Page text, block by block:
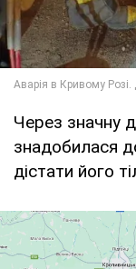
Через значну
знадобилася
дістати його